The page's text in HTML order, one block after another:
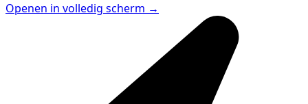
Openen in volledig scherm →